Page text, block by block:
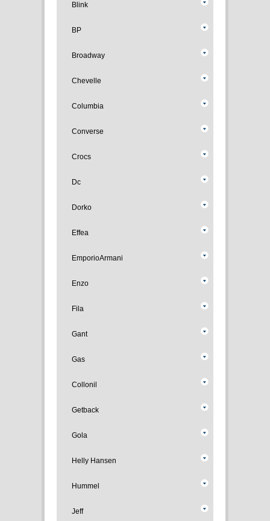
Blink
BP
Broadway
Chevelle
Columbia
Converse
Crocs
Dc
Dorko
Effea
EmporioArmani
Enzo
Fila
Gant
Gas
Collonil
Getback
Gola
Helly Hansen
Hummel
Jeff